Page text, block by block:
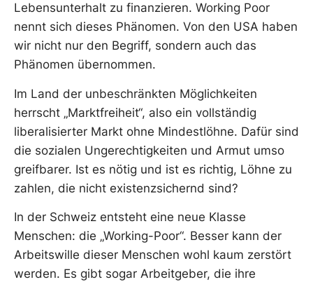
Lebensunterhalt zu finanzieren. Working Poor
nennt sich dieses Phänomen. Von den USA haben
wir nicht nur den Begriff, sondern auch das
Phänomen übernommen.
Im Land der unbeschränkten Möglichkeiten
herrscht „Marktfreiheit“, also ein vollständig
liberalisierter Markt ohne Mindestlöhne. Dafür sind
die sozialen Ungerechtigkeiten und Armut umso
greifbarer. Ist es nötig und ist es richtig, Löhne zu
zahlen, die nicht existenzsichernd sind?
In der Schweiz entsteht eine neue Klasse
Menschen: die „Working-Poor“. Besser kann der
Arbeitswille dieser Menschen wohl kaum zerstört
werden. Es gibt sogar Arbeitgeber, die ihre